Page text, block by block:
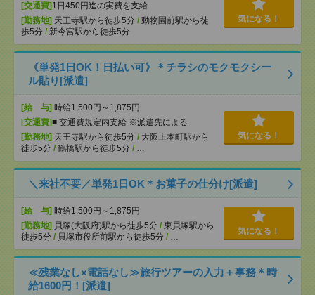
[交通費] 1日450円迄の実費を支給
[勤務地] 天王寺駅から徒歩5分 / 動物園前駅から徒
歩5分 / 新今宮駅から徒歩5分
気になる！
《単発1日OK！日払い可》＊チラシのモクモクシー
ル貼り[派遣]
[給 与] 時給1,500円～1,875円
[交通費]■ 交通費規定内支給 ※派遣先による
[勤務地] 天王寺駅から徒歩5分 / 大阪上本町駅から
徒歩5分 / 鶴橋駅から徒歩5分 / …
気になる！
＼来社不要／単発1日OK＊お菓子の仕分け[派遣]
[給 与] 時給1,500円～1,875円
[勤務地] 貝塚(大阪府)駅から徒歩5分 / 東貝塚駅から
徒歩5分 / 貝塚市役所前駅から徒歩5分 / …
気になる！
≪残業なし×電話なし≫旅行ツアーの入力＋事務＊時
給1600円！[派遣]